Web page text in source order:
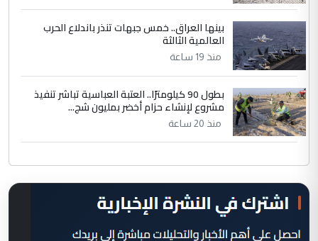
بينها العراق.. خمس جبهات تنذر باندلاع الحرب
العالمية الثالثة
منذ 19 ساعة
بطول 90 كيلومترًا.. العتبة العباسية تباشر تنفيذ
مشروع لإنشاء حزام أخضر بمليون شج...
منذ 20 ساعة